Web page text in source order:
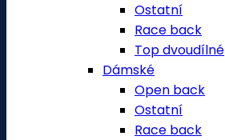
Ostatní
Race back
Top dvoudílné
Dámské
Open back
Ostatní
Race back